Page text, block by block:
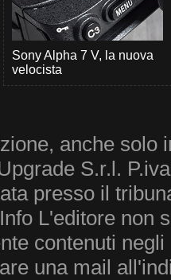
Sony Alpha 7 V, la nuova
velocista
anche solo
S.r.l.
presso il
L'editore non
contenuti
una mail